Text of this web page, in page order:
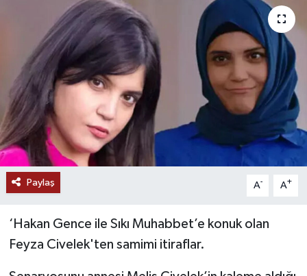
Paylaş A- A+
‘Hakan Gence ile Sıkı Muhabbet’e konuk olan
Feyza Civelek'ten samimi itiraflar.
Süper Lig Puan Durumu ve Fikstür
Tüm Manşetler
Son Dakika Haberleri
Haber Arşivi